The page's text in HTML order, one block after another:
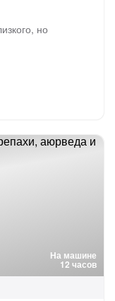
но
На машине
12 часов